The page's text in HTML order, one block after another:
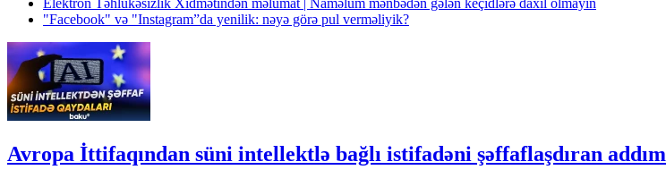
Elektron Təhlükəsizlik Xidmətindən məlumat | Naməlum mənbədən gələn keçidlərə daxil olmayın
"Facebook" və "Instagram”da yenilik: nəyə görə pul verməliyik?
Avropa İttifaqından süni intellektlə bağlı istifadəni şəffaflaşdıran addım